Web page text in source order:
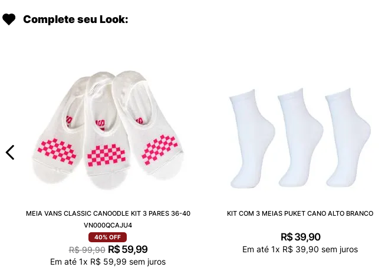
Complete seu Look:
MEIA VANS CLASSIC CANOODLE KIT 3 PARES 36-40
VN000QCAJU4
40% OFF
R$ 99,90 R$ 59,99
Em até 1x R$ 59,99 sem juros
KIT COM 3 MEIAS PUKET CANO ALTO BRANCO
R$ 39,90
Em até 1x R$ 39,90 sem juros